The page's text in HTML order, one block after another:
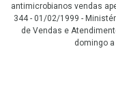
antimicrobianos vendas
344 - 01/02/1999 -
de Vendas e
domingo